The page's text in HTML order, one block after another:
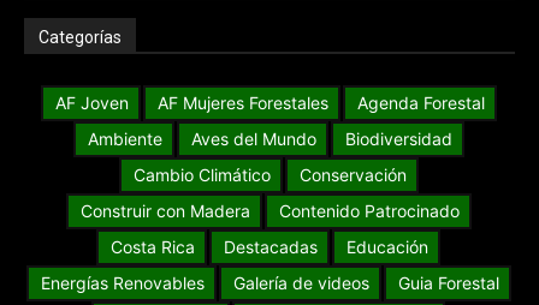
Categorías
AF Joven AF Mujeres Forestales
Agenda Forestal
Ambiente
Aves del Mundo
Biodiversidad
Cambio Climático
Conservación
Construir con Madera
Contenido Patrocinado
Costa Rica
Destacadas
Educación
Energías Renovables
Galería de videos
Guia Forestal